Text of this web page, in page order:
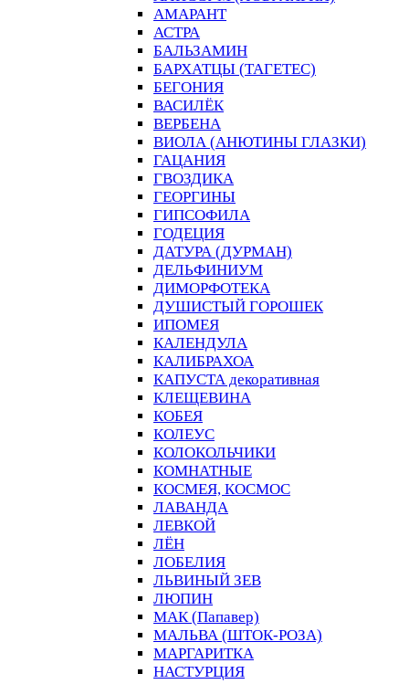
АМАРАНТ
АСТРА
БАЛЬЗАМИН
БАРХАТЦЫ (ТАГЕТЕС)
БЕГОНИЯ
ВАСИЛЁК
ВЕРБЕНА
ВИОЛА (АНЮТИНЫ ГЛАЗКИ)
ГАЦАНИЯ
ГВОЗДИКА
ГЕОРГИНЫ
ГИПСОФИЛА
ГОДЕЦИЯ
ДАТУРА (ДУРМАН)
ДЕЛЬФИНИУМ
ДИМОРФОТЕКА
ДУШИСТЫЙ ГОРОШЕК
ИПОМЕЯ
КАЛЕНДУЛА
КАЛИБРАХОА
КАПУСТА декоративная
КЛЕЩЕВИНА
КОБЕЯ
КОЛЕУС
КОЛОКОЛЬЧИКИ
КОМНАТНЫЕ
КОСМЕЯ, КОСМОС
ЛАВАНДА
ЛЕВКОЙ
ЛЁН
ЛОБЕЛИЯ
ЛЬВИНЫЙ ЗЕВ
ЛЮПИН
МАК (Папавер)
МАЛЬВА (ШТОК-РОЗА)
МАРГАРИТКА
НАСТУРЦИЯ